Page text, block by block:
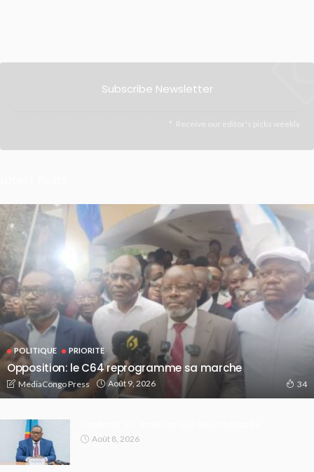
Subscribe Newsletter
Receive our editor's picks weekly
POLITIQUE PRIORITE
Opposition: le C64 reprogramme sa marche
MediaCongo Press Août 9, 2026 34
Août 8, 2026